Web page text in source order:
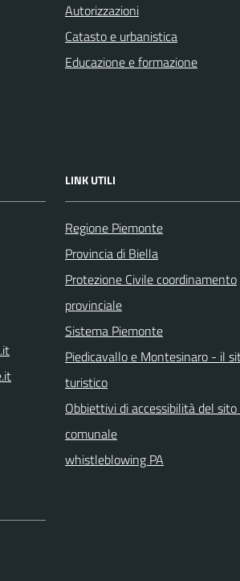
Autorizzazioni
Catasto e urbanistica
Educazione e formazione
LINK UTILI
Regione Piemonte
Provincia di Biella
Protezione Civile coordinamento
provinciale
Sistema Piemonte
Piedicavallo e Montesinaro - il
turistico
Obbiettivi di accessibilità del
comunale
whistleblowing PA